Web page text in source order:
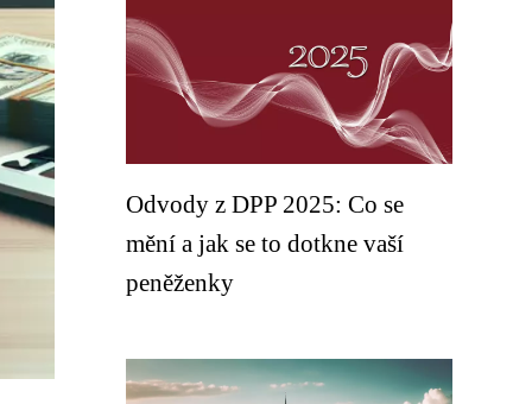
Odvody z DPP 2025: Co se
mění a jak se to dotkne vaší
peněženky